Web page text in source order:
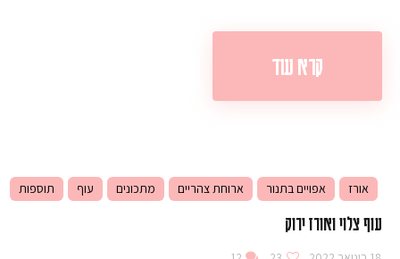
קרא עוד
אורז אפויים בתנור ארוחת צהריים מתכונים עוף תוספות
עוף צלוי ואורז ירוק